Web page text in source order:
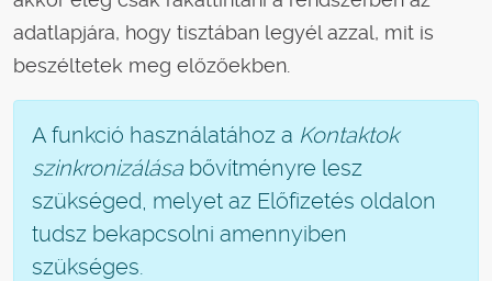
adatlapjára, hogy tisztában legyél azzal, mit is
beszéltetek meg előzőekben.
A funkció használatához a Kontaktok
szinkronizálása bővítményre lesz
szükséged, melyet az Előfizetés oldalon
tudsz bekapcsolni amennyiben
szükséges.